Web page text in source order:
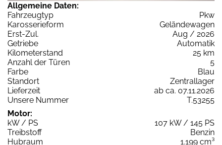
Allgemeine Daten:
Fahrzeugtyp
Pkw
Karosserieform
Geländewagen
Erst-Zul.
Aug / 2026
Getriebe
Automatik
Kilometerstand
25 km
Anzahl der Türen
5
Farbe
Blau
Standort
Zentrallager
Lieferzeit
ab ca. 07.11.2026
Unsere Nummer
T.53255
Motor:
kW / PS
107 kW / 145 PS
Treibstoff
Benzin
Hubraum
1.199 cm³